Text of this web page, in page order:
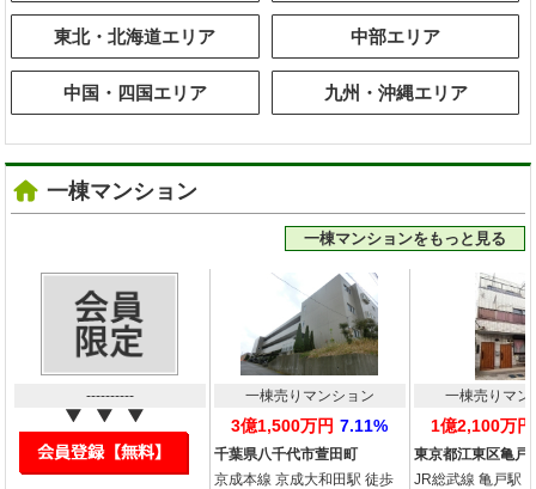
東北・北海道エリア 中部エリア
中国・四国エリア 九州・沖縄エリア
一棟マンション
一棟マンションをもっと見る
----------
千葉県八千代市萱田町
一棟売りマンション
3億1,500万円 7.11%
京成本線 京成大和田駅 徒歩
東京都江東区亀戸
一棟売りマン
1億2,100万円
JR総武線 亀戸駅